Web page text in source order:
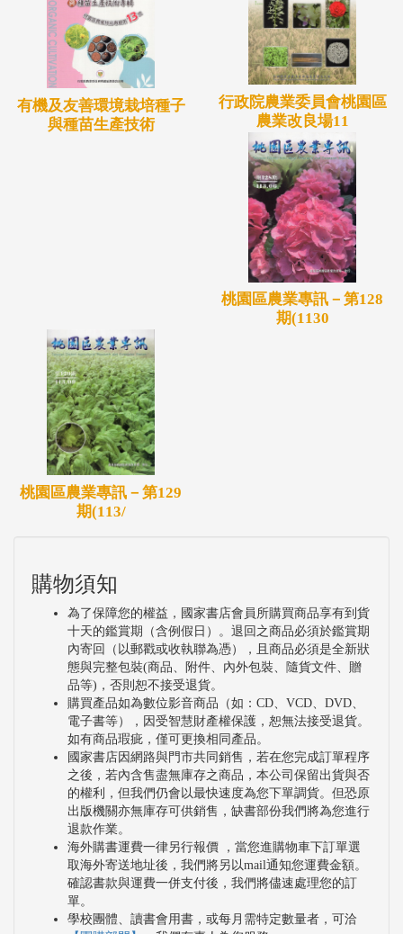
有機及友善環境栽培種子
與種苗生產技術
行政院農業委員會桃園區
農業改良場11
桃園區農業專訊－第128
期(1130
桃園區農業專訊－第129
期(113/
購物須知
為了保障您的權益，國家書店會員所購買商品享有到貨
十天的鑑賞期（含例假日）。退回之商品必須於鑑賞期
內寄回（以郵戳或收執聯為憑），且商品必須是全新狀
態與完整包裝(商品、附件、內外包裝、隨貨文件、贈
品等)，否則恕不接受退貨。
購買產品如為數位影音商品（如：CD、VCD、DVD、
電子書等），因受智慧財產權保護，恕無法接受退貨。
如有商品瑕疵，僅可更換相同產品。
國家書店因網路與門市共同銷售，若在您完成訂單程序
之後，若內含售盡無庫存之商品，本公司保留出貨與否
的權利，但我們仍會以最快速度為您下單調貨。但恐原
出版機關亦無庫存可供銷售，缺書部份我們將為您進行
退款作業。
海外購書運費一律另行報價 ，當您進購物車下訂單選
取海外寄送地址後，我們將另以mail通知您運費金額。
確認書款與運費一併支付後，我們將儘速處理您的訂
單。
學校團體、讀書會用書，或每月需特定數量者，可洽